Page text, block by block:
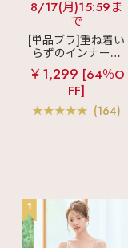
8/17(月)15:59ま
で
[単品ブラ]重ね着い
らずのインナーブ
ラ
リッチバスト
ブラトップ (ワイヤ
ー入り)
￥1,299 [64％O
FF]
(164)
1